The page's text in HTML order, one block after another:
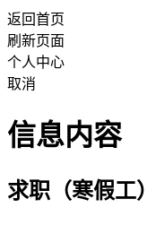
返回首页
刷新页面
个人中心
取消
信息内容
求职（寒假工）